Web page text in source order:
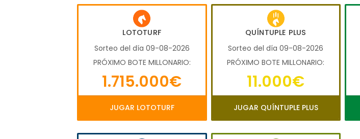
LOTOTURF
Sorteo del día 09-08-2026
PRÓXIMO BOTE MILLONARIO:
1.715.000€
JUGAR LOTOTURF
QUÍNTUPLE PLUS
Sorteo del día 09-08-2026
PRÓXIMO BOTE MILLONARIO:
11.000€
JUGAR QUÍNTUPLE PLUS